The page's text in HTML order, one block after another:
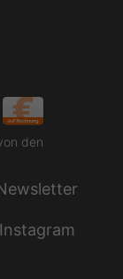
den
Instagram